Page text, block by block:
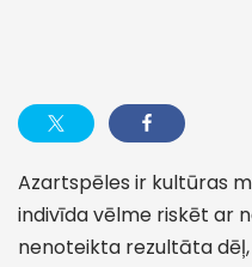
Azartspēles ir kultūras
indivīda vēlme riskēt ar
nenoteikta rezultāta